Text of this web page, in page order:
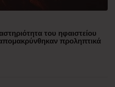
του ηφαιστείου
προληπτικά